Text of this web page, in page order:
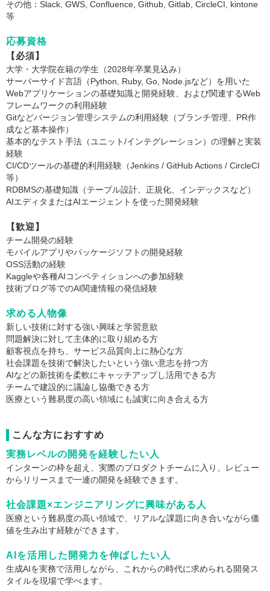
その他：Slack, GWS, Confluence, Github, Gitlab, CircleCI, kintone
等
応募資格
【必須】
大学・大学院在籍の学生（2028年卒業見込み）
サーバーサイド言語（Python, Ruby, Go, Node.jsなど）を用いた
Webアプリケーションの基礎知識と開発経験、および関連するWeb
フレームワークの利用経験
Gitなどバージョン管理システムの利用経験（ブランチ管理、PR作
成など基本操作）
基本的なテスト手法（ユニット/インテグレーション）の理解と実装
経験
CI/CDツールの基礎的利用経験（Jenkins / GitHub Actions / CircleCI
等）
RDBMSの基礎知識（テーブル設計、正規化、インデックスなど）
AIエディタまたはAIエージェントを使った開発経験
【歓迎】
チーム開発の経験
モバイルアプリやパッケージソフトの開発経験
OSS活動の経験
Kaggleや各種AIコンペティションへの参加経験
技術ブログ等でのAI関連情報の発信経験
求める人物像
新しい技術に対する強い興味と学習意欲
問題解決に対して主体的に取り組める方
顧客視点を持ち、サービス品質向上に熱心な方
社会課題を技術で解決したいという強い意志を持つ方
AIなどの新技術を柔軟にキャッチアップし活用できる方
チームで建設的に議論し協働できる方
医療という難易度の高い領域にも誠実に向き合える方
こんな方におすすめ
実務レベルの開発を経験したい人
インターンの枠を超え、実際のプロダクトチームに入り、レビュー
からリリースまで一連の開発を経験できます。
社会課題×エンジニアリングに興味がある人
医療という難易度の高い領域で、リアルな課題に向き合いながら価
値を生み出す経験ができます。
AIを活用した開発力を伸ばしたい人
生成AIを実務で活用しながら、これからの時代に求められる開発ス
タイルを現場で学べます。